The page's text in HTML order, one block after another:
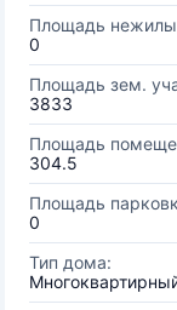
Площадь
0
Площадь зем.
3833
Площадь
304.5
Площадь
0
Тип дома: